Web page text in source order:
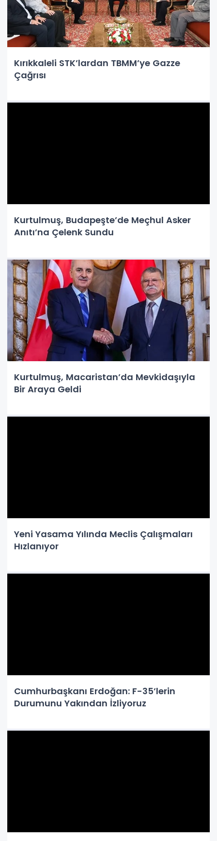
Kırıkkaleli STK’lardan TBMM’ye Gazze
Çağrısı
Kurtulmuş, Budapeşte’de Meçhul Asker
Anıtı’na Çelenk Sundu
Kurtulmuş, Macaristan’da Mevkidaşıyla
Bir Araya Geldi
Yeni Yasama Yılında Meclis Çalışmaları
Hızlanıyor
Cumhurbaşkanı Erdoğan: F-35’lerin
Durumunu Yakından İzliyoruz